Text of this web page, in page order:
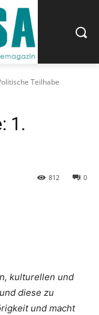
Teilhabe
1.
0
812
kulturellen und
diese zu
und macht